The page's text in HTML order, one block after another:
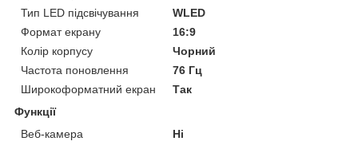
Тип LED підсвічування
WLED
Формат екрану
16:9
Колір корпусу
Чорний
Частота поновлення
76 Гц
Широкоформатний екран
Так
Функції
Веб-камера
Ні